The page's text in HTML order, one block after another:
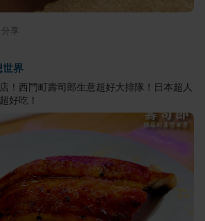
分享
世界
！西門町壽司郎生意超好大排隊！日本超人
好吃！